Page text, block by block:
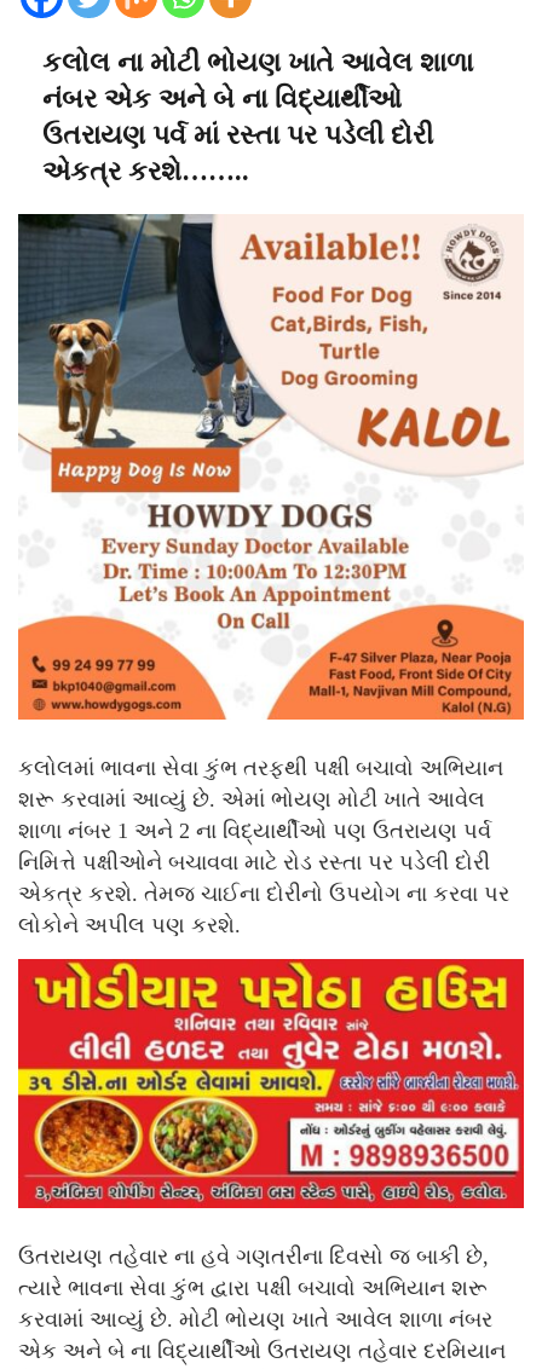
કલોલ ના મોટી ભોયણ ખાતે આવેલ શાળા
નંબર એક અને બે ના વિદ્યાર્થીઓ
ઉતરાયણ પર્વ માં રસ્તા પર પડેલી દોરી
એકત્ર કરશે……..
કલોલમાં ભાવના સેવા કુંભ તરફથી પક્ષી બચાવો અભિયાન
શરૂ કરવામાં આવ્યું છે. એમાં ભોયણ મોટી ખાતે આવેલ
શાળા નંબર 1 અને 2 ના વિદ્યાર્થીઓ પણ ઉતરાયણ પર્વ
નિમિત્તે પક્ષીઓને બચાવવા માટે રોડ રસ્તા પર પડેલી દોરી
એકત્ર કરશે. તેમજ ચાઈના દોરીનો ઉપયોગ ના કરવા પર
લોકોને અપીલ પણ કરશે.
ઉતરાયણ તહેવાર ના હવે ગણતરીના દિવસો જ બાકી છે,
ત્યારે ભાવના સેવા કુંભ દ્વારા પક્ષી બચાવો અભિયાન શરૂ
કરવામાં આવ્યું છે. મોટી ભોયણ ખાતે આવેલ શાળા નંબર
એક અને બે ના વિદ્યાર્થીઓ ઉતરાયણ તહેવાર દરમિયાન